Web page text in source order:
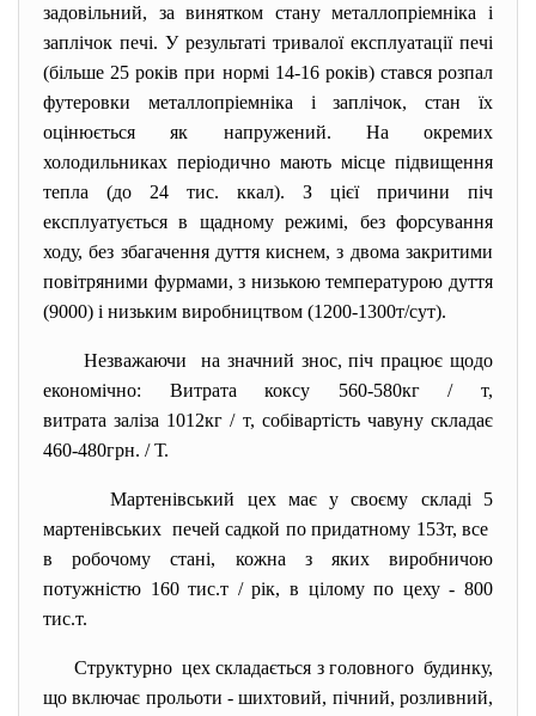
задовільний, за винятком стану металлопріемніка і
заплічок печі. У результаті тривалої експлуатації печі
(більше 25 років при нормі 14-16 років) стався розпал
футеровки металлопріемніка і заплічок, стан їх
оцінюється як напружений. На окремих
холодильниках періодично мають місце підвищення
тепла (до 24 тис. ккал). З цієї причини піч
експлуатується в щадному режимі, без форсування
ходу, без збагачення дуття киснем, з двома закритими
повітряними фурмами, з низькою температурою дуття
(9000) і низьким виробництвом (1200-1300т/сут).
Незважаючи на значний знос, піч працює щодо
економічно: Витрата коксу 560-580кг / т,
витрата заліза 1012кг / т, собівартість чавуну складає
460-480грн. / Т.
Мартенівський цех має у своєму складі 5
мартенівських печей садкой по придатному 153т, все
в робочому стані, кожна з яких виробничою
потужністю 160 тис.т / рік, в цілому по цеху - 800
тис.т.
Структурно цех складається з головного будинку,
що включає прольоти - шихтовий, пічний, розливний,